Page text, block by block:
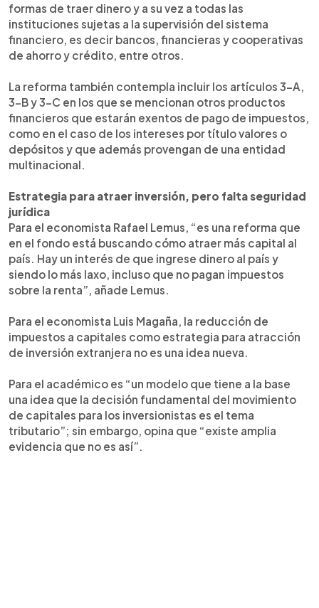
formas de traer dinero y a su vez a todas las
instituciones sujetas a la supervisión del sistema
financiero, es decir bancos, financieras y cooperativas
de ahorro y crédito, entre otros.
La reforma también contempla incluir los artículos 3-A,
3-B y 3-C en los que se mencionan otros productos
financieros que estarán exentos de pago de impuestos,
como en el caso de los intereses por título valores o
depósitos y que además provengan de una entidad
multinacional.
Estrategia para atraer inversión, pero falta seguridad
jurídica
Para el economista Rafael Lemus, “es una reforma que
en el fondo está buscando cómo atraer más capital al
país. Hay un interés de que ingrese dinero al país y
siendo lo más laxo, incluso que no pagan impuestos
sobre la renta”, añade Lemus.
Para el economista Luis Magaña, la reducción de
impuestos a capitales como estrategia para atracción
de inversión extranjera no es una idea nueva.
Para el académico es “un modelo que tiene a la base
una idea que la decisión fundamental del movimiento
de capitales para los inversionistas es el tema
tributario”; sin embargo, opina que “existe amplia
evidencia que no es así”.